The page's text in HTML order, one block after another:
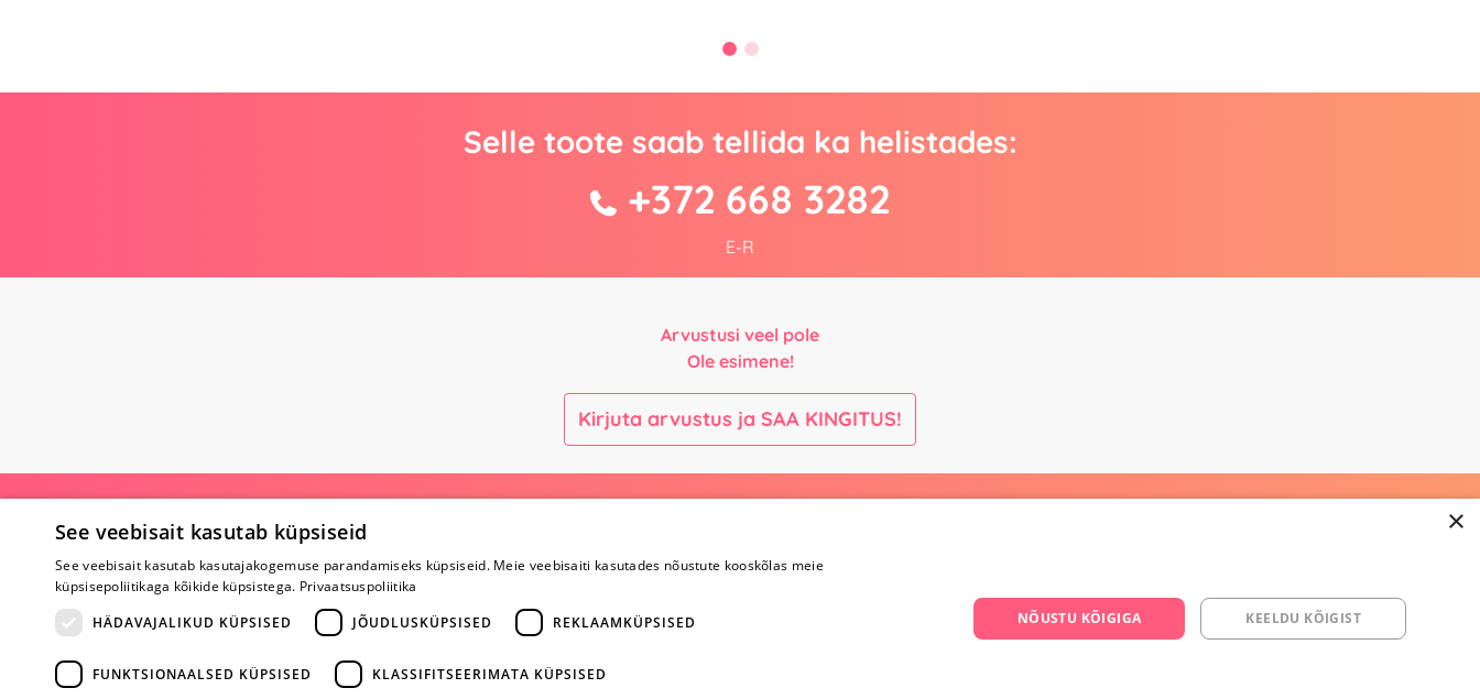
Selle toote saab tellida ka helistades:
+372 668 3282
E-R
Arvustusi veel pole
Ole esimene!
Kirjuta arvustus ja SAA KINGITUS!
Meist
Koostöö
Küsimused
Kaubamärgid
Kauba tagastamine
×
See veebisait kasutab küpsiseid
See veebisait kasutab kasutajakogemuse parandamiseks küpsiseid. Meie veebisaiti kasutades nõustute kooskõlas meie
küpsisepoliitikaga kõikide küpsistega. Privaatsuspoliitika
HÄDAVAJALIKUD KÜPSISED
JÕUDLUSKÜPSISED REKLAAMKÜPSISED
FUNKTSIONAALSED KÜPSISED KLASSIFITSEERIMATA KÜPSISED
NÕUSTU KÕIGIGA KEELDU KÕIGIST